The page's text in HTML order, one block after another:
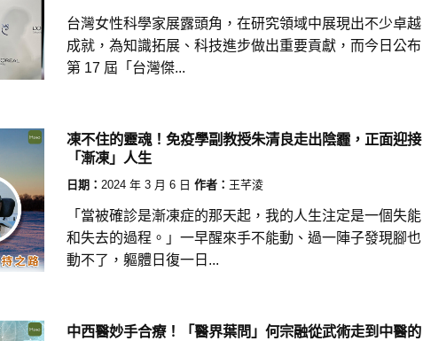
台灣女性科學家展露頭角，在研究領域中展現出不少卓越
成就，為知識拓展、科技進步做出重要貢獻，而今日公布
第 17 屆「台灣傑...
凍不住的靈魂！免疫學副教授朱清良走出陰霾，正面迎接
「漸凍」人生
日期： 2024 年 3 月 6 日 作者： 王芊淩
「當被確診是漸凍症的那天起，我的人生注定是一個失能
和失去的過程。」一早醒來手不能動、過一陣子發現腳也
動不了，軀體日復一日...
中西醫妙手合療！「醫界葉問」何宗融從武術走到中醫的